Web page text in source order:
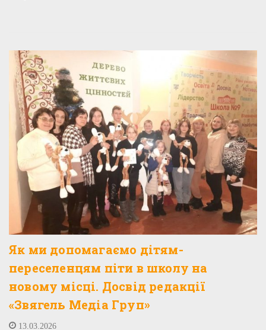
Як ми допомагаємо дітям-
переселенцям піти в школу на
новому місці. Досвід редакції
«Звягель Медіа Груп»
13.03.2026